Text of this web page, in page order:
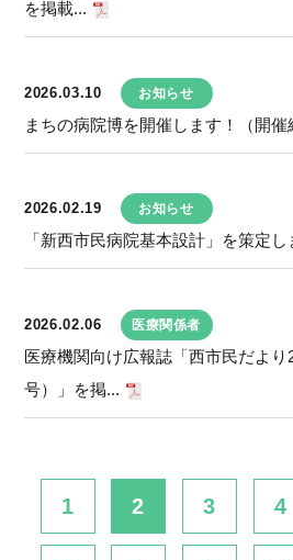
を掲載...
2026.03.10 お知らせ
まちの病院博を開催します！（開催
2026.02.19 お知らせ
「新西市民病院基本設計」を策定し
2026.02.06 医療関係者
医療機関向け広報誌「西市民だより
号）」を掲...
1 2 3 4